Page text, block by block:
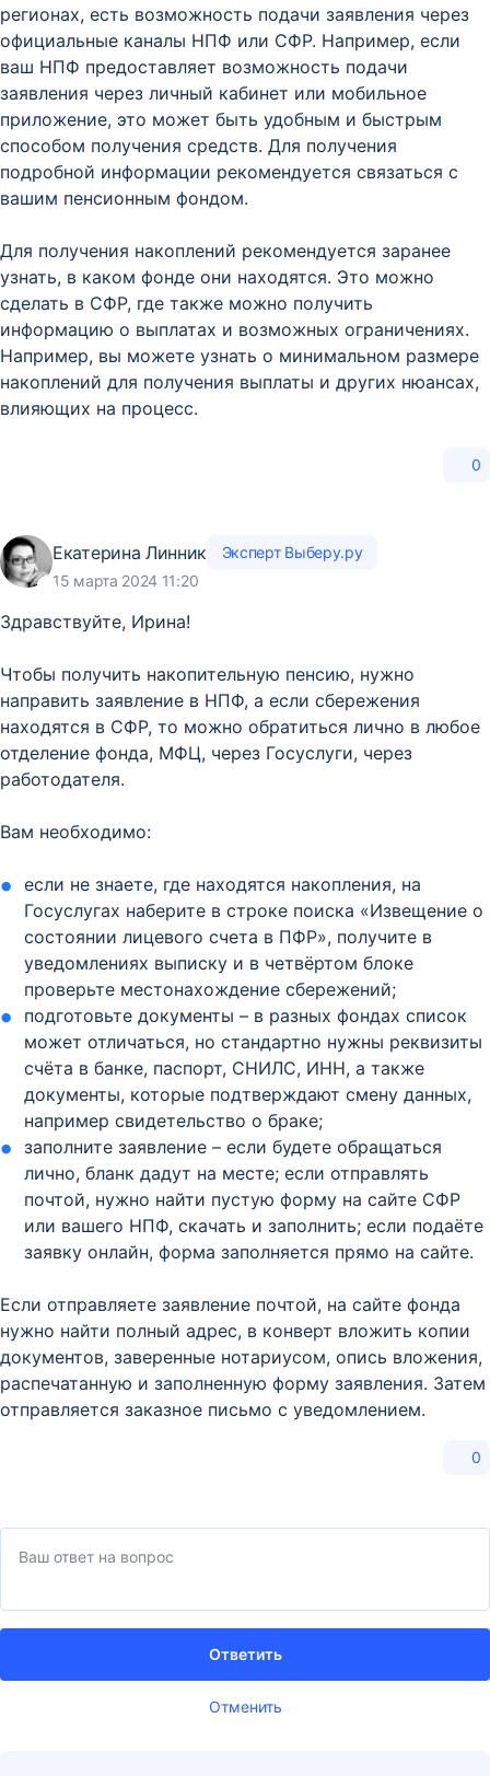
регионах, есть возможность подачи заявления через
официальные каналы НПФ или СФР. Например, если
ваш НПФ предоставляет возможность подачи
заявления через личный кабинет или мобильное
приложение, это может быть удобным и быстрым
способом получения средств. Для получения
подробной информации рекомендуется связаться с
вашим пенсионным фондом.
Для получения накоплений рекомендуется заранее
узнать, в каком фонде они находятся. Это можно
сделать в СФР, где также можно получить
информацию о выплатах и возможных ограничениях.
Например, вы можете узнать о минимальном размере
накоплений для получения выплаты и других нюансах,
влияющих на процесс.
0
Екатерина Линник
Эксперт Выберу.ру
15 марта 2024 11:20
Здравствуйте, Ирина!
Чтобы получить накопительную пенсию, нужно
направить заявление в НПФ, а если сбережения
находятся в СФР, то можно обратиться лично в любое
отделение фонда, МФЦ, через Госуслуги, через
работодателя.
Вам необходимо:
если не знаете, где находятся накопления, на
Госуслугах наберите в строке поиска «Извещение о
состоянии лицевого счета в ПФР», получите в
уведомлениях выписку и в четвёртом блоке
проверьте местонахождение сбережений;
подготовьте документы – в разных фондах список
может отличаться, но стандартно нужны реквизиты
счёта в банке, паспорт, СНИЛС, ИНН, а также
документы, которые подтверждают смену данных,
например свидетельство о браке;
заполните заявление – если будете обращаться
лично, бланк дадут на месте; если отправлять
почтой, нужно найти пустую форму на сайте СФР
или вашего НПФ, скачать и заполнить; если подаёте
заявку онлайн, форма заполняется прямо на сайте.
Если отправляете заявление почтой, на сайте фонда
нужно найти полный адрес, в конверт вложить копии
документов, заверенные нотариусом, опись вложения,
распечатанную и заполненную форму заявления. Затем
отправляется заказное письмо с уведомлением.
0
Отменить
Ответить